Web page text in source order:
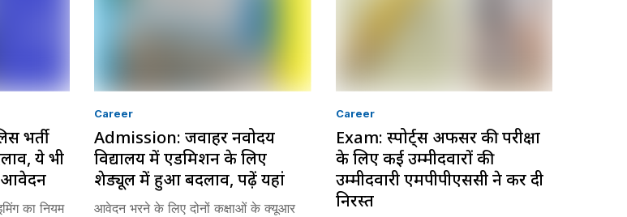
भर्ती
ये भी
आवेदन
का नियम
Career
Admission: जवाहर नवोदय
विद्यालय में एडमिशन के लिए
शेड्यूल में हुआ बदलाव, पढ़ें यहां
आवेदन भरने के लिए दोनों कक्षाओं के क्यूआर
Career
Exam: स्पोर्ट्स अफसर की परीक्षा
के लिए कई उम्मीदवारों की
उम्मीदवारी एमपीपीएससी ने कर दी
निरस्त